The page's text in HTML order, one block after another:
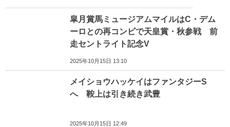
皐月賞馬ミュージアムマイルはC・デム
ーロとの再コンビで天皇賞・秋参戦 前
走セントライト記念V
2025年10月15日 13:10
メイショウハッケイはファンタジーS
へ 鞍上は引き続き武豊
2025年10月15日 12:49